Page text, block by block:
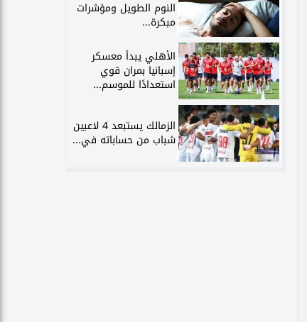
النوم الطويل ومؤشرات
مبكرة...
الأهلي يبدأ معسكر
إسبانيا بمران قوي
استعدادًا للموسم...
الزمالك يستبعد 4 لاعبين
شباب من حساباته في...